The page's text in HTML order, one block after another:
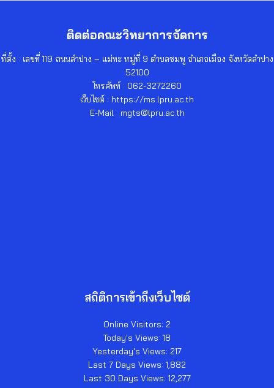
ติดต่อคณะวิทยาการจัดการ
ที่ตั้ง : เลขที่ 119 ถนนลำปาง – แม่ทะ หมู่ที่ 9 ตำบลชมพู อำเภอเมือง จังหวัดลำปาง
52100
โทรศัพท์ : 062-3272260
เว็บไซต์ : https://ms.lpru.ac.th
E-Mail : mgts@lpru.ac.th
สถิติการเข้าถึงเว็บไซต์
Online Visitors: 2
Today's Views: 18
Yesterday's Views: 217
Last 7 Days Views: 1,882
Last 30 Days Views: 12,277